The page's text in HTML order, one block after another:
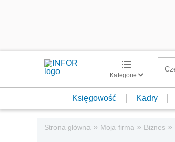
Kategorie
Księgowość Kadry
Strona główna » Moja firma » Biznes »